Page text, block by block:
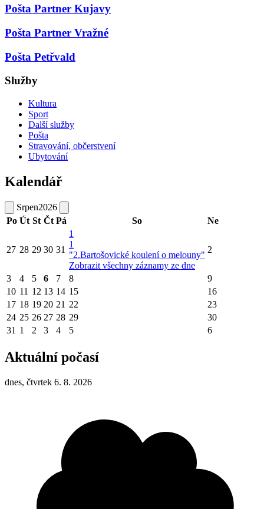
Pošta Partner Kujavy
Pošta Partner Vražné
Pošta Petřvald
Služby
Kultura
Sport
Další služby
Pošta
Stravování, občerstvení
Ubytování
Kalendář
Srpen2026
Po Út St Čt Pá So Ne
27 28 29 30 31
1
1
"2.Bartošovické koulení o melouny"
Zobrazit všechny záznamy ze dne
2
3 4 5 6 7 8
9
10 11 12 13 14 15
16
17 18 19 20 21 22
23
24 25 26 27 28 29
30
31 1 2 3 4 5 6
Aktuální počasí
dnes, čtvrtek 6. 8. 2026